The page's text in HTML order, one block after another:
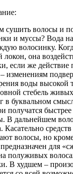
сушить волосы и
и муссы? Вода
волосинку.
локон, она
если же действие
изменениям
воды высокой
стебель
в буквальном
получатся
В дальнейшем
Касательно
волосы, но
предназначен для
полуживых
В худшем –